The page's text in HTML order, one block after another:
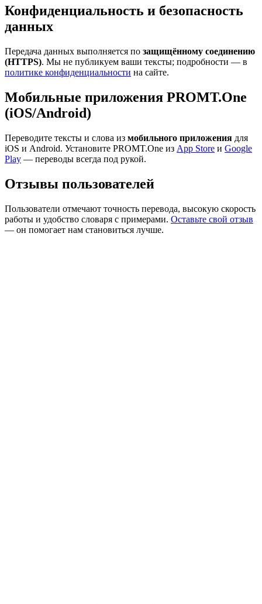
Конфиденциальность и безопасность
данных
Передача данных выполняется по защищённому соединению
(HTTPS). Мы не публикуем ваши тексты; подробности — в
политике конфиденциальности на сайте.
Мобильные приложения PROMT.One
(iOS/Android)
Переводите тексты и слова из мобильного приложения для
iOS и Android. Установите PROMT.One из App Store и Google
Play — переводы всегда под рукой.
Отзывы пользователей
Пользователи отмечают точность перевода, высокую скорость
работы и удобство словаря с примерами. Оставьте свой отзыв
— он помогает нам становиться лучше.